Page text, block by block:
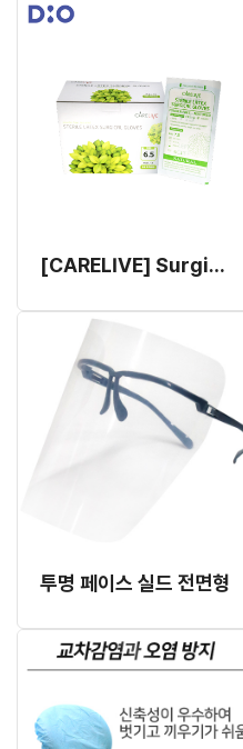
[CARELIVE] Surgical Gloves
투명 페이스 실드 전면형